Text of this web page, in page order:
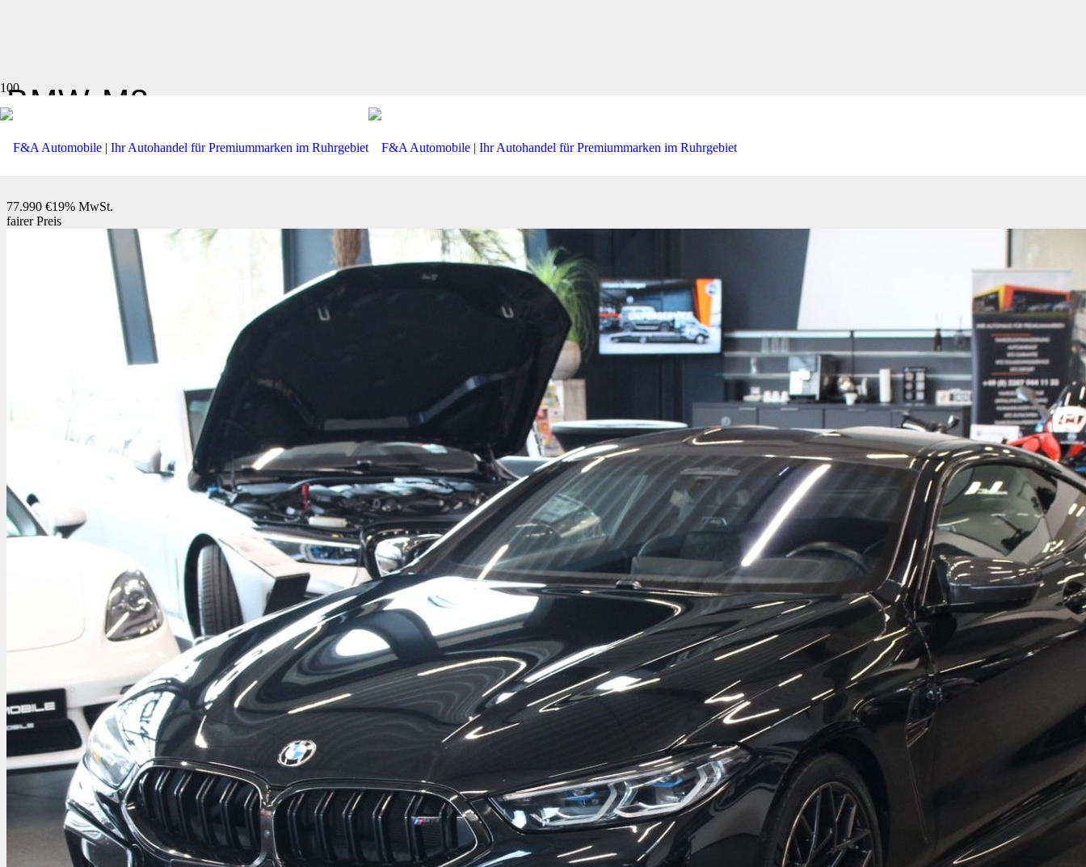
BMW M8
COUPE COMP. M DRIVER´S*B&W*SOFTCLOSE*TOP
77.990 €19% MwSt.
fairer Preis